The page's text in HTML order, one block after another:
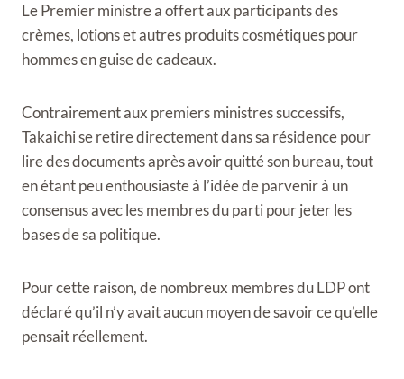
Le Premier ministre a offert aux participants des
crèmes, lotions et autres produits cosmétiques pour
hommes en guise de cadeaux.
Contrairement aux premiers ministres successifs,
Takaichi se retire directement dans sa résidence pour
lire des documents après avoir quitté son bureau, tout
en étant peu enthousiaste à l’idée de parvenir à un
consensus avec les membres du parti pour jeter les
bases de sa politique.
Pour cette raison, de nombreux membres du LDP ont
déclaré qu’il n’y avait aucun moyen de savoir ce qu’elle
pensait réellement.